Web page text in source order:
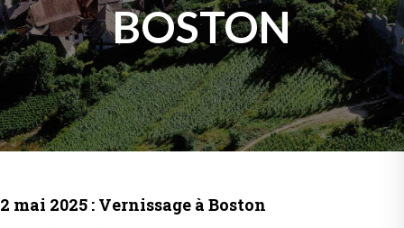
BOSTON
2 mai 2025 : Vernissage à Boston